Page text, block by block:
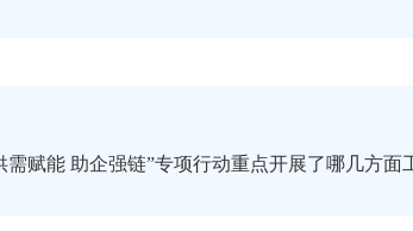
赋能 助企强链”专项行动重点开展了哪几方面